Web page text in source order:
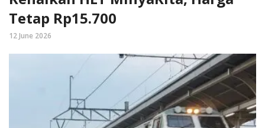
Tetap Rp15.700
12 June 2026